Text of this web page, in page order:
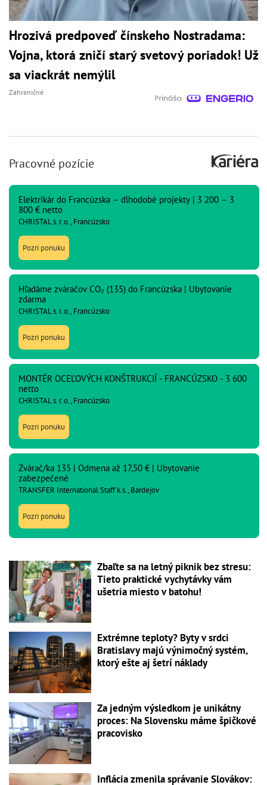
Hrozivá predpoveď čínskeho Nostradama:
Vojna, ktorá zničí starý svetový poriadok! Už
sa viackrát nemýlil
Zahraničné
Pracovné pozície
Elektrikár do Francúzska – dlhodobé projekty | 3 200 – 3
800 € netto
CHRISTAL s. r. o., Francúzsko
Pozri ponuku
Hľadáme zváračov CO₂ (135) do Francúzska | Ubytovanie
zdarma
CHRISTAL s. r. o., Francúzsko
Pozri ponuku
MONTÉR OCEĽOVÝCH KONŠTRUKCIÍ - FRANCÚZSKO - 3 600
netto
CHRISTAL s. r. o., Francúzsko
Pozri ponuku
Zvárač/ka 135 | Odmena až 17,50 € | Ubytovanie
zabezpečené
TRANSFER International Staff k.s., Bardejov
Pozri ponuku
Zbaľte sa na letný piknik bez stresu:
Tieto praktické vychytávky vám
ušetria miesto v batohu!
Extrémne teploty? Byty v srdci
Bratislavy majú výnimočný systém,
ktorý ešte aj šetrí náklady
Za jedným výsledkom je unikátny
proces: Na Slovensku máme špičkové
pracovisko
Inflácia zmenila správanie Slovákov: